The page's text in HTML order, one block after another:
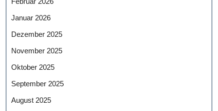
Januar 2026
Dezember 2025
November 2025
Oktober 2025
September 2025
August 2025